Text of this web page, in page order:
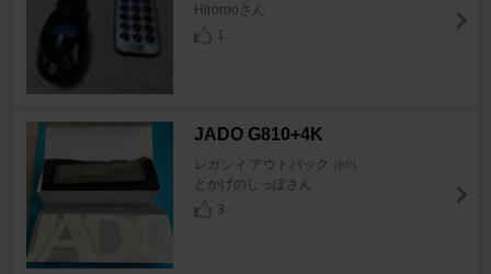
Hirorooさん
1
JADO G810+4K
レガシィ アウトバック [BP]
とかげのしっぽさん
3